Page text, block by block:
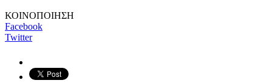
ΚΟΙΝΟΠΟΙΗΣΗ
Facebook
Twitter